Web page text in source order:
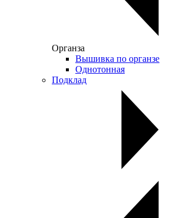
Органза
Вышивка по органзе
Однотонная
Подклад